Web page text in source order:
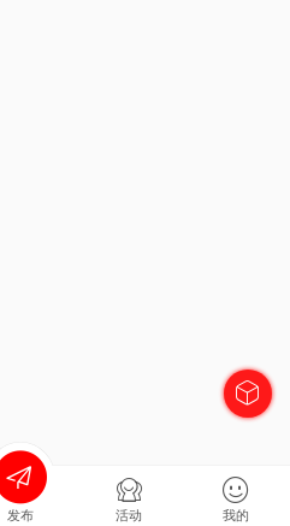
发布 活动 我的